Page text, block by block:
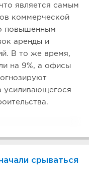
является самым
коммерческой
повышенным
аренды и
В то же время,
на 9%, а офисы
усиливающегося
срываться